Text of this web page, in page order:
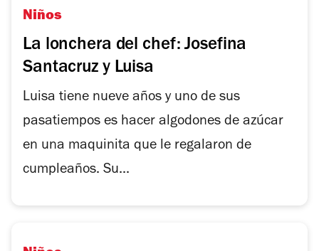
Niños
La lonchera del chef: Josefina
Santacruz y Luisa
Luisa tiene nueve años y uno de sus
pasatiempos es hacer algodones de azúcar
en una maquinita que le regalaron de
cumpleaños. Su...